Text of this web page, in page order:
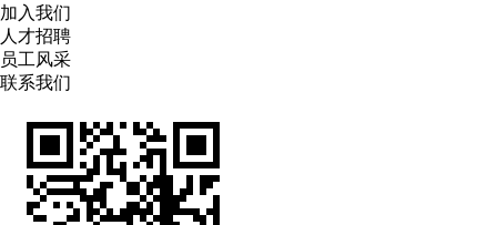
加入我们
人才招聘
员工风采
联系我们